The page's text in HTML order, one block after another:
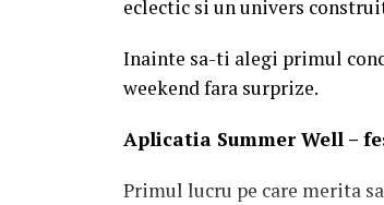
eclectic si un univers
Inainte sa-ti alegi primul
weekend fara surprize.
Aplicatia Summer Well –
Primul lucru pe care merita